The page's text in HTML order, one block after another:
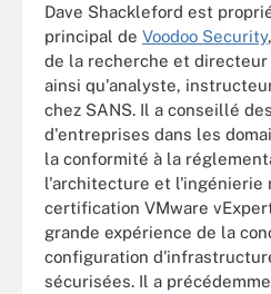
Dave Shackleford est
principal de Voodoo Security
de la recherche et
ainsi qu'analyste,
chez SANS. Il a conseillé
d'entreprises dans les
la conformité à la
l'architecture et l'ingénierie
certification VMware
grande expérience de la
configuration
sécurisées. Il a